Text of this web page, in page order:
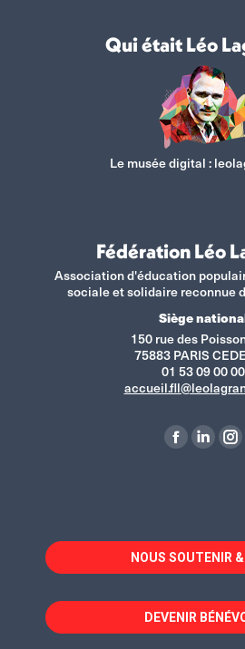
Qui était Léo
Le musée digital :
Fédération Léo
Association d'éducation
sociale et solidaire reconnue
Siège
150 rue des
75883 PARIS
01 53 09 00 00
La
dans
une
fenêtre
La
dans
une
fenêtre
La
NOUS SOUTENIR
DEVENIR